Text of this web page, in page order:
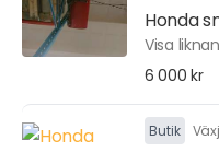
Honda
Visa
6 000 kr
Butik